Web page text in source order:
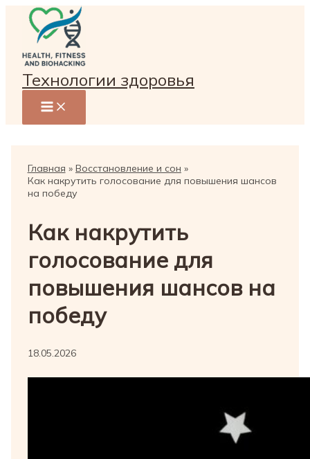
Перейти
содержимому
Технологии здоровья
Главная
Восстановление и сон
Как накрутить голосование для повышения шансов
на победу
Как накрутить
голосование для
повышения шансов на
победу
18.05.2026